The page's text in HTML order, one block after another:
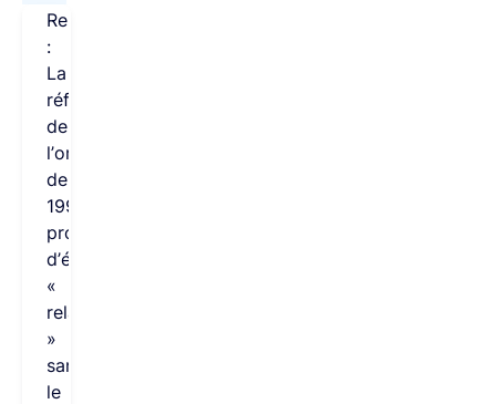
Remarque
:
La
réforme
de
l’orthographe
de
1990
propose
d’écrire
«
relai
»
sans
le